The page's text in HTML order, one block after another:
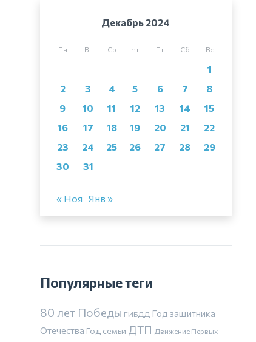
Декабрь 2024
Пн Вт Ср Чт Пт Сб Вс
1
2
3 4 5 6 7
8
9
10 11 12 13 14
15
16
17 18 19 20 21
22
23
24 25 26 27 28
29
30
31
« Ноя Янв »
Популярные теги
80 лет Победы ГИБДД Год защитника
Отечества Год семьи ДТП Движение Первых